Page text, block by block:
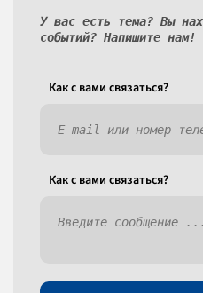
У вас есть тема? Вы
событий? Напишите нам!
Как c вами связаться?
Как c вами связаться?